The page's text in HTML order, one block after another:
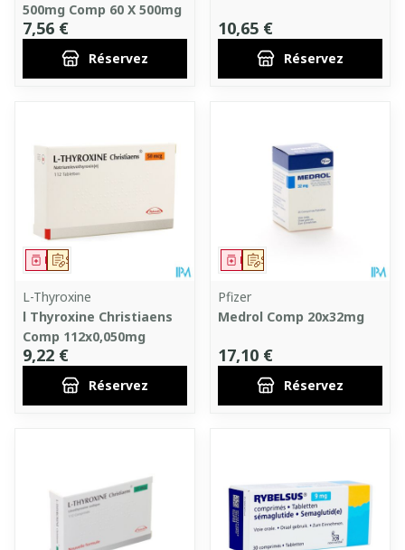
500mg Comp 60 X 500mg
7,56 €
Réservez
10,65 €
Réservez
Sur prescription
Médicament
L-Thyroxine
l Thyroxine Christiaens
Comp 112x0,050mg
9,22 €
Réservez
Sur prescription
Médicament
Pfizer
Medrol Comp 20x32mg
17,10 €
Réservez